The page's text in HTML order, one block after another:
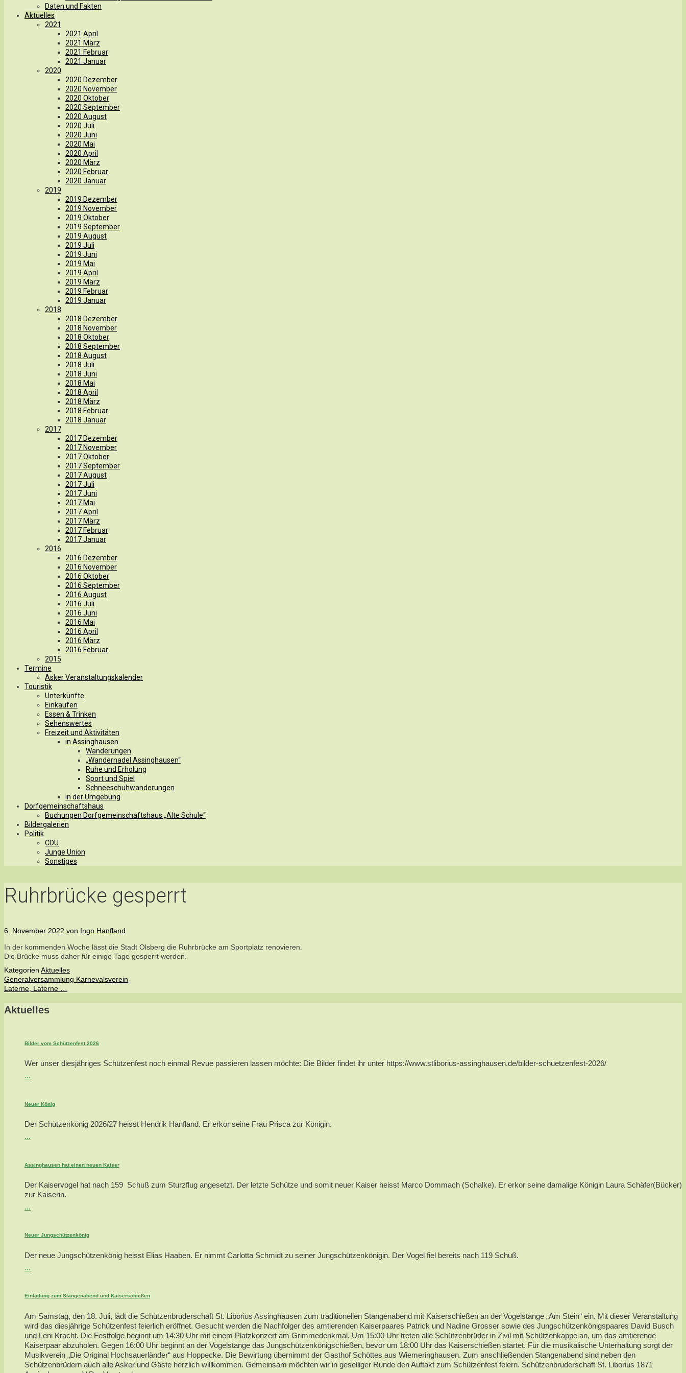
Daten und Fakten
Aktuelles
2021
2021 April
2021 März
2021 Februar
2021 Januar
2020
2020 Dezember
2020 November
2020 Oktober
2020 September
2020 August
2020 Juli
2020 Juni
2020 Mai
2020 April
2020 März
2020 Februar
2020 Januar
2019
2019 Dezember
2019 November
2019 Oktober
2019 September
2019 August
2019 Juli
2019 Juni
2019 Mai
2019 April
2019 März
2019 Februar
2019 Januar
2018
2018 Dezember
2018 November
2018 Oktober
2018 September
2018 August
2018 Juli
2018 Juni
2018 Mai
2018 April
2018 März
2018 Februar
2018 Januar
2017
2017 Dezember
2017 November
2017 Oktober
2017 September
2017 August
2017 Juli
2017 Juni
2017 Mai
2017 April
2017 März
2017 Februar
2017 Januar
2016
2016 Dezember
2016 November
2016 Oktober
2016 September
2016 August
2016 Juli
2016 Juni
2016 Mai
2016 April
2016 März
2016 Februar
2015
Termine
Asker Veranstaltungskalender
Touristik
Unterkünfte
Einkaufen
Essen & Trinken
Sehenswertes
Freizeit und Aktivitäten
in Assinghausen
Wanderungen
„Wandernadel Assinghausen“
Ruhe und Erholung
Sport und Spiel
Schneeschuhwanderungen
in der Umgebung
Dorfgemeinschaftshaus
Buchungen Dorfgemeinschaftshaus „Alte Schule“
Bildergalerien
Politik
CDU
Junge Union
Sonstiges
Ruhrbrücke gesperrt
6. November 2022 von Ingo Hanfland
In der kommenden Woche lässt die Stadt Olsberg die Ruhrbrücke am Sportplatz renovieren.
Die Brücke muss daher für einige Tage gesperrt werden.
Kategorien Aktuelles
Generalversammlung Karnevalsverein
Laterne, Laterne …
Aktuelles
Bilder vom Schützenfest 2026
Wer unser diesjähriges Schützenfest noch einmal Revue passieren lassen möchte: Die Bilder findet ihr unter https://www.stliborius-assinghausen.de/bilder-schuetzenfest-2026/
...
Neuer König
Der Schützenkönig 2026/27 heisst Hendrik Hanfland. Er erkor seine Frau Prisca zur Königin.
...
Assinghausen hat einen neuen Kaiser
Der Kaiservogel hat nach 159 Schuß zum Sturzflug angesetzt. Der letzte Schütze und somit neuer Kaiser heisst Marco Dommach (Schalke). Er erkor seine damalige Königin Laura Schäfer(Bücker)
zur Kaiserin.
...
Neuer Jungschützenkönig
Der neue Jungschützenkönig heisst Elias Haaben. Er nimmt Carlotta Schmidt zu seiner Jungschützenkönigin. Der Vogel fiel bereits nach 119 Schuß.
...
Einladung zum Stangenabend und Kaiserschießen
Am Samstag, den 18. Juli, lädt die Schützenbruderschaft St. Liborius Assinghausen zum traditionellen Stangenabend mit Kaiserschießen an der Vogelstange „Am Stein“ ein. Mit dieser Veranstaltung
wird das diesjährige Schützenfest feierlich eröffnet. Gesucht werden die Nachfolger des amtierenden Kaiserpaares Patrick und Nadine Grosser sowie des Jungschützenkönigspaares David Busch
und Leni Kracht. Die Festfolge beginnt um 14:30 Uhr mit einem Platzkonzert am Grimmedenkmal. Um 15:00 Uhr treten alle Schützenbrüder in Zivil mit Schützenkappe an, um das amtierende
Kaiserpaar abzuholen. Gegen 16:00 Uhr beginnt an der Vogelstange das Jungschützenkönigschießen, bevor um 18:00 Uhr das Kaiserschießen startet. Für die musikalische Unterhaltung sorgt der
Musikverein „Die Original Hochsauerländer“ aus Hoppecke. Die Bewirtung übernimmt der Gasthof Schöttes aus Wiemeringhausen. Zum anschließenden Stangenabend sind neben den
Schützenbrüdern auch alle Asker und Gäste herzlich willkommen. Gemeinsam möchten wir in geselliger Runde den Auftakt zum Schützenfest feiern. Schützenbruderschaft St. Liborius 1871